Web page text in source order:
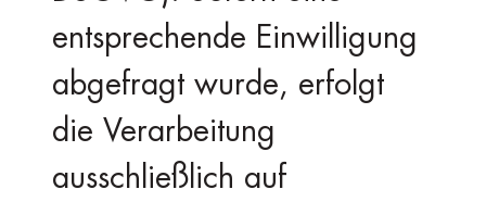
entsprechende Einwilligung
abgefragt wurde, erfolgt
die Verarbeitung
ausschließlich auf